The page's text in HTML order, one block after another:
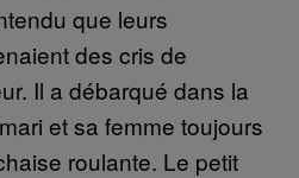
que leurs
des cris de
Il a débarqué dans la
et sa femme toujours
roulante. Le petit